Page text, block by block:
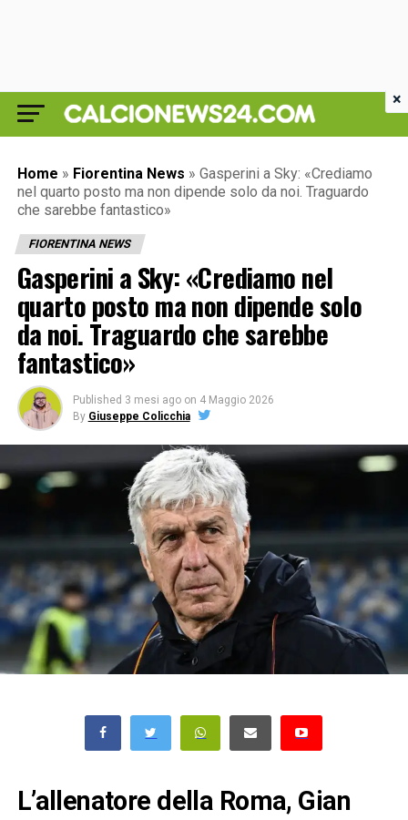
Home » Fiorentina News » Gasperini a Sky: «Crediamo
nel quarto posto ma non dipende solo da noi. Traguardo
che sarebbe fantastico»
FIORENTINA NEWS
Gasperini a Sky: «Crediamo nel
quarto posto ma non dipende solo
da noi. Traguardo che sarebbe
fantastico»
Published 3 mesi ago on 4 Maggio 2026
By Giuseppe Colicchia
L’allenatore della Roma, Gian
×